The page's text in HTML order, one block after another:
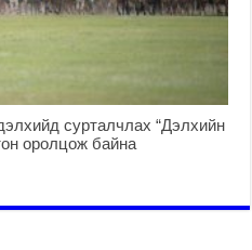
сурталчлах “Дэлхийн
оролцож байна